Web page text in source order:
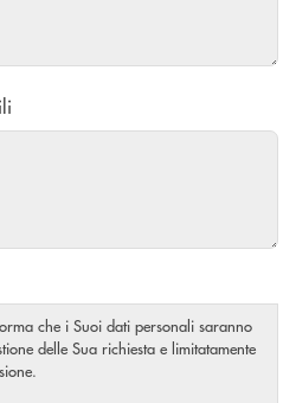
che i Suoi dati personali saranno
delle Sua richiesta e limitatamente